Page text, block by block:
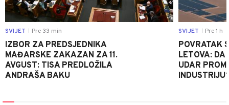
SVIJET Pre 33 min
IZBOR ZA PREDSJEDNIKA
MAĐARSKE ZAKAZAN ZA 11.
AVGUST: TISA PREDLOŽILA
ANDRAŠA BAKU
SVIJET Pre 1 h
POVRATAK
LETOVA: DA
UDAR